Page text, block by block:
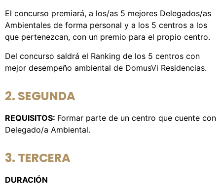
El concurso premiará, a los/as 5 mejores Delegados/as
Ambientales de forma personal y a los 5 centros a los
que pertenezcan, con un premio para el propio centro.
Del concurso saldrá el Ranking de los 5 centros con
mejor desempeño ambiental de DomusVi Residencias.
2. SEGUNDA
REQUISITOS: Formar parte de un centro que cuente con
Delegado/a Ambiental.
3. TERCERA
DURACIÓN